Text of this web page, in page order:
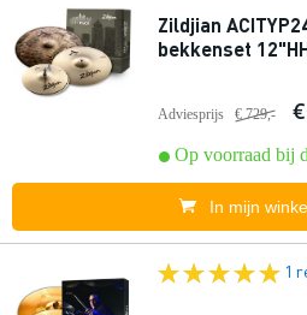
Zildjian
bekkenset
Adviesprijs € 729,-
Op voorraad bij
In mijn
1